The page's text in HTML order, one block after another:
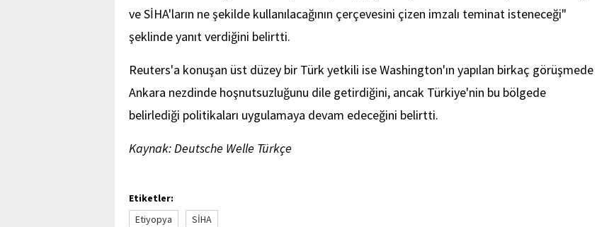
ve SİHA'ların ne şekilde kullanılacağının çerçevesini çizen imzalı teminat isteneceği"
şeklinde yanıt verdiğini belirtti.
Reuters'a konuşan üst düzey bir Türk yetkili ise Washington'ın yapılan birkaç görüşmede
Ankara nezdinde hoşnutsuzluğunu dile getirdiğini, ancak Türkiye'nin bu bölgede
belirlediği politikaları uygulamaya devam edeceğini belirtti.
Kaynak: Deutsche Welle Türkçe
Etiketler:
Etiyopya
SİHA